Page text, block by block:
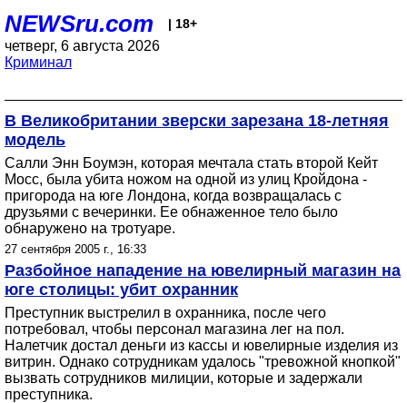
NEWSru.com | 18+
четверг, 6 августа 2026
Криминал
В Великобритании зверски зарезана 18-летняя
модель
Салли Энн Боумэн, которая мечтала стать второй Кейт
Мосс, была убита ножом на одной из улиц Кройдона -
пригорода на юге Лондона, когда возвращалась с
друзьями с вечеринки. Ее обнаженное тело было
обнаружено на тротуаре.
27 сентября 2005 г., 16:33
Разбойное нападение на ювелирный магазин на
юге столицы: убит охранник
Преступник выстрелил в охранника, после чего
потребовал, чтобы персонал магазина лег на пол.
Налетчик достал деньги из кассы и ювелирные изделия из
витрин. Однако сотрудникам удалось "тревожной кнопкой"
вызвать сотрудников милиции, которые и задержали
преступника.